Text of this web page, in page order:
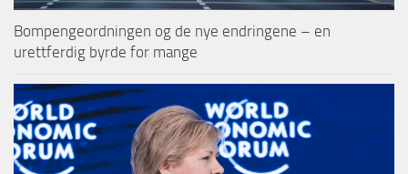
Bompengeordningen og de nye endringene – en
urettferdig byrde for mange